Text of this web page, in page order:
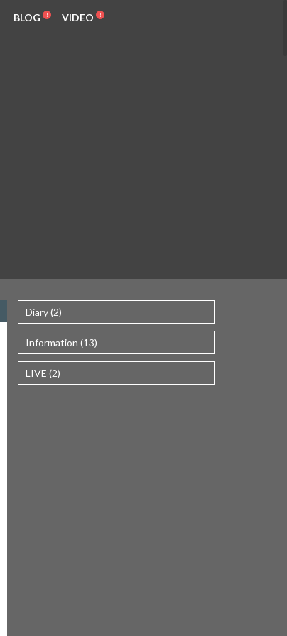
BLOG VIDEO
Diary (2)
Information (13)
LIVE (2)